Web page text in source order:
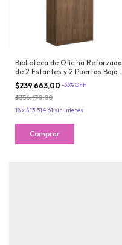
Biblioteca de Oficina Reforzada
de 2 Estantes y 2 Puertas Bajas
Maximo Color Nogal
$239.663,00 -33%OFF
$356.470,00
18x $13.314,61 sin interés